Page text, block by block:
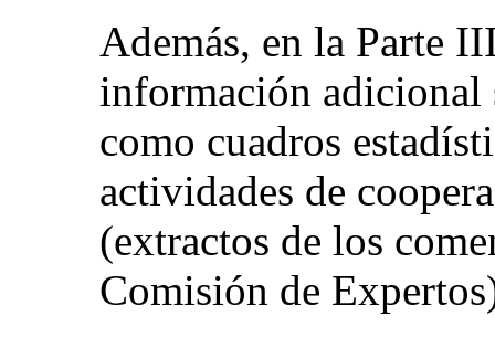
Además, en la Parte
información adicional
como cuadros
actividades de
(extractos de los
Comisión de